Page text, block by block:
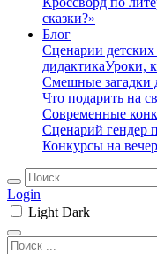
сказки?»
Блог
Сценарии детских
дидактикаУроки,
Смешные загадки
Что подарить на
Современные
Сценарий гендер
Конкурсы на
Login
Light Dark